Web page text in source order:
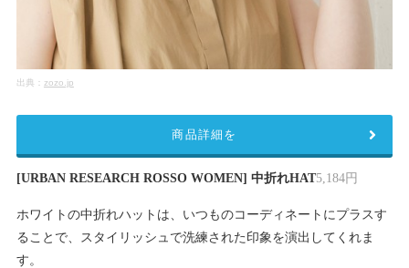
出典： zozo.jp
[URBAN RESEARCH ROSSO WOMEN] 中折れHAT5,184円
ホワイトの中折れハットは、いつものコーディネートにプラスす
ることで、スタイリッシュで洗練された印象を演出してくれま
す。
商品詳細を